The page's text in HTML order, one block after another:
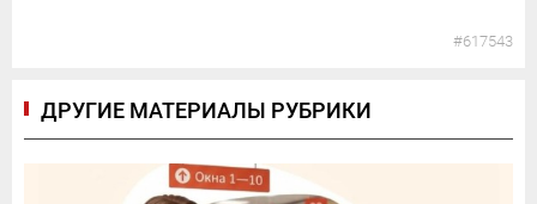
#617543
ДРУГИЕ МАТЕРИАЛЫ РУБРИКИ